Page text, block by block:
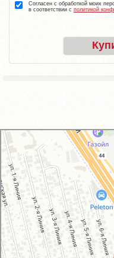
Согласен с обработкой моих
в соответствии с политикой
GM-City&VAG-Repair
Автосервис, автотехцентр в
Магазин автозапчастей и